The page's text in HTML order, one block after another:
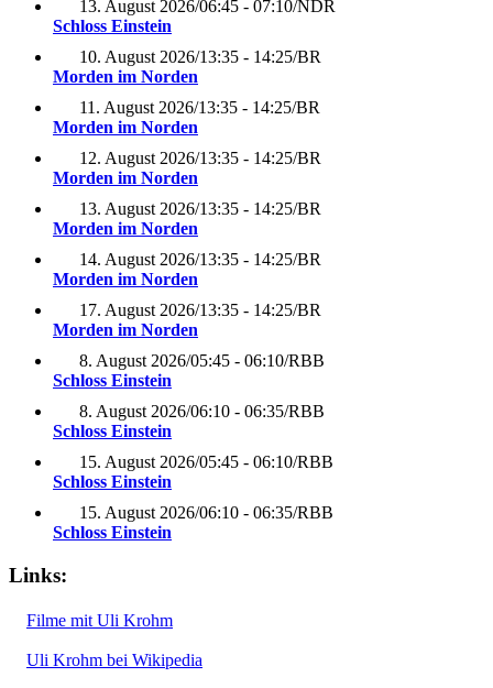
13. August 2026/06:45 - 07:10/NDR
Schloss Einstein
10. August 2026/13:35 - 14:25/BR
Morden im Norden
11. August 2026/13:35 - 14:25/BR
Morden im Norden
12. August 2026/13:35 - 14:25/BR
Morden im Norden
13. August 2026/13:35 - 14:25/BR
Morden im Norden
14. August 2026/13:35 - 14:25/BR
Morden im Norden
17. August 2026/13:35 - 14:25/BR
Morden im Norden
8. August 2026/05:45 - 06:10/RBB
Schloss Einstein
8. August 2026/06:10 - 06:35/RBB
Schloss Einstein
15. August 2026/05:45 - 06:10/RBB
Schloss Einstein
15. August 2026/06:10 - 06:35/RBB
Schloss Einstein
Links:
Filme mit Uli Krohm
Uli Krohm bei Wikipedia